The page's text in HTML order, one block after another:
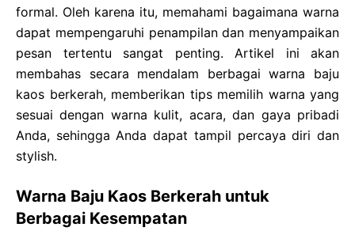
formal. Oleh karena itu, memahami bagaimana warna
dapat mempengaruhi penampilan dan menyampaikan
pesan tertentu sangat penting. Artikel ini akan
membahas secara mendalam berbagai warna baju
kaos berkerah, memberikan tips memilih warna yang
sesuai dengan warna kulit, acara, dan gaya pribadi
Anda, sehingga Anda dapat tampil percaya diri dan
stylish.
Warna Baju Kaos Berkerah untuk
Berbagai Kesempatan